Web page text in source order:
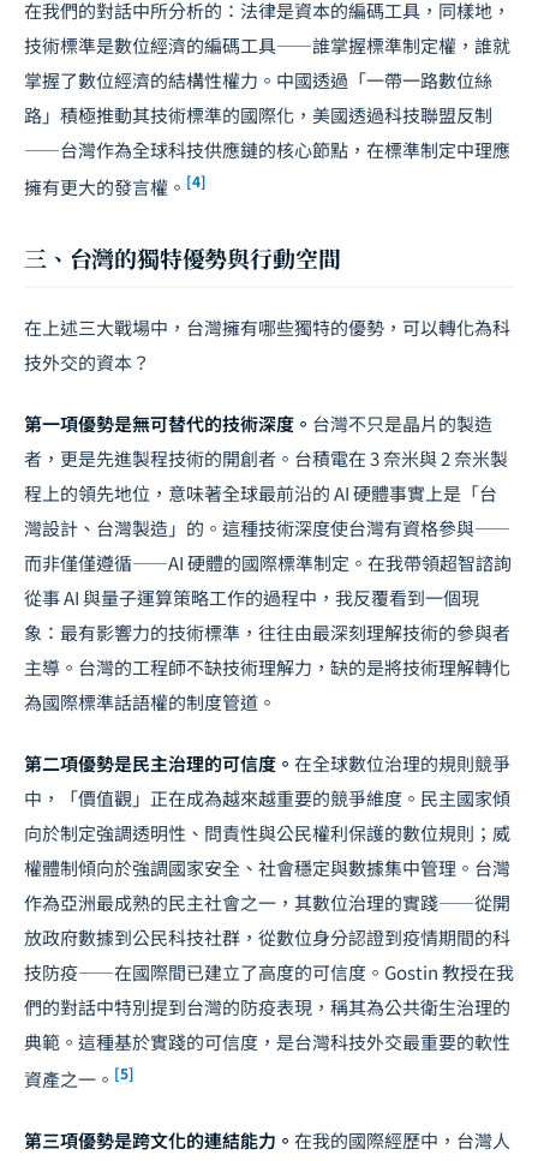
在我們的對話中所分析的：法律是資本的編碼工具，同樣地，
技術標準是數位經濟的編碼工具——誰掌握標準制定權，誰就
掌握了數位經濟的結構性權力。中國透過「一帶一路數位絲
路」積極推動其技術標準的國際化，美國透過科技聯盟反制
——台灣作為全球科技供應鏈的核心節點，在標準制定中理應
擁有更大的發言權。 [4]
三、台灣的獨特優勢與行動空間
在上述三大戰場中，台灣擁有哪些獨特的優勢，可以轉化為科
技外交的資本？
第一項優勢是無可替代的技術深度。 台灣不只是晶片的製造
者，更是先進製程技術的開創者。台積電在 3 奈米與 2 奈米製
程上的領先地位，意味著全球最前沿的 AI 硬體事實上是「台
灣設計、台灣製造」的。這種技術深度使台灣有資格參與——
而非僅僅遵循——AI 硬體的國際標準制定。在我帶領超智諮詢
從事 AI 與量子運算策略工作的過程中，我反覆看到一個現
象：最有影響力的技術標準，往往由最深刻理解技術的參與者
主導。台灣的工程師不缺技術理解力，缺的是將技術理解轉化
為國際標準話語權的制度管道。
第二項優勢是民主治理的可信度。 在全球數位治理的規則競爭
中，「價值觀」正在成為越來越重要的競爭維度。民主國家傾
向於制定強調透明性、問責性與公民權利保護的數位規則；威
權體制傾向於強調國家安全、社會穩定與數據集中管理。台灣
作為亞洲最成熟的民主社會之一，其數位治理的實踐——從開
放政府數據到公民科技社群，從數位身分認證到疫情期間的科
技防疫——在國際間已建立了高度的可信度。Gostin 教授在我
們的對話中特別提到台灣的防疫表現，稱其為公共衛生治理的
典範。這種基於實踐的可信度，是台灣科技外交最重要的軟性
資產之一。 [5]
第三項優勢是跨文化的連結能力。 在我的國際經歷中，台灣人